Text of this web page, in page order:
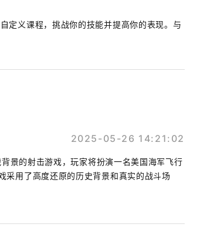
定义课程，挑战你的技能并提高你的表现。与
2025-05-26 14:21:02
景的射击游戏，玩家将扮演一名美国海军飞行
采用了高度还原的历史背景和真实的战斗场